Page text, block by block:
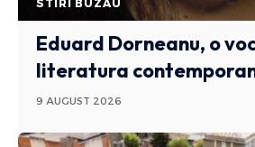
STIRI BUZAU
Eduard Dorneanu, o
literatura
9 AUGUST 2026